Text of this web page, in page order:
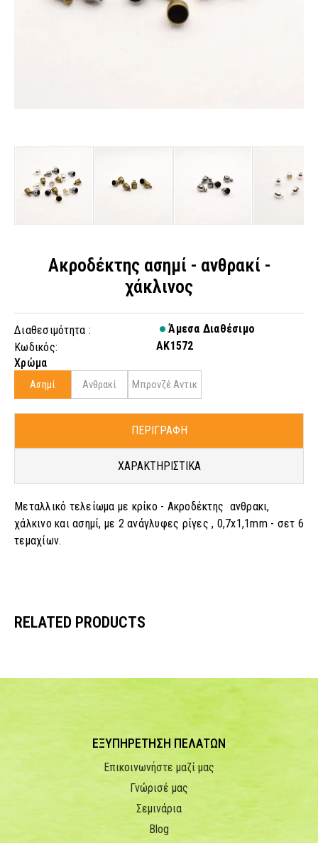
Ακροδέκτης ασημί - ανθρακί -
χάκλινος
Διαθεσιμότητα :
Άμεσα Διαθέσιμο
Κωδικός:
AK1572
Χρώμα
Ασημί Ανθρακί Μπρονζέ Αντικ
ΠΕΡΙΓΡΑΦΗ
ΧΑΡΑΚΤΗΡΙΣΤΙΚΑ
Μεταλλικό τελείωμα με κρίκο - Ακροδέκτης ανθρακι,
χάλκινο και ασημί, με 2 ανάγλυφες ρίγες , 0,7x1,1mm - σετ 6
τεμαχίων.
RELATED PRODUCTS
ΕΞΥΠΗΡΕΤΗΣΗ ΠΕΛΑΤΩΝ
Επικοινωνήστε μαζί μας
Γνώρισέ μας
Σεμινάρια
Blog